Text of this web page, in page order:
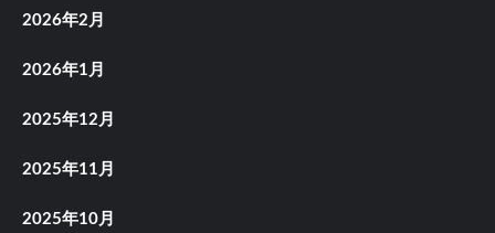
2026年2月
2026年1月
2025年12月
2025年11月
2025年10月